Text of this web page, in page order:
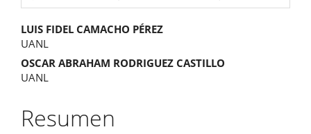
Contenido
principal
del
artículo
LUIS FIDEL CAMACHO PÉREZ
UANL
OSCAR ABRAHAM RODRIGUEZ CASTILLO
UANL
Resumen